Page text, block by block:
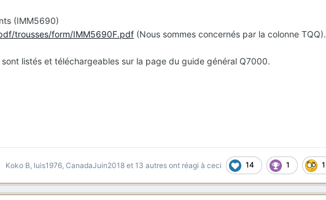
(IMM5690)
trousses/form/IMM5690F.pdf (Nous sommes concernés par la colonne TQQ).
listés et téléchargeables sur la page du guide général Q7000.
Koko B luis1976 CanadaJuin2018 et 13 autres ont réagi à ceci 14 1 1